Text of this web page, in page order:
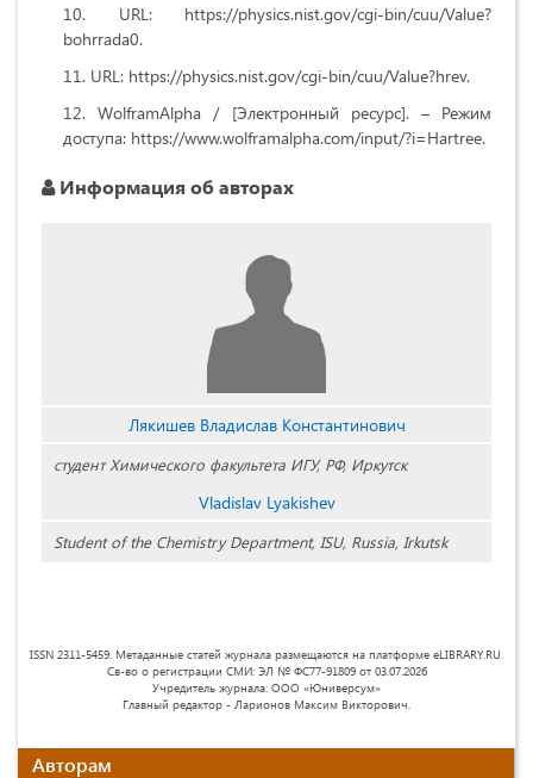
URL: https://physics.nist.gov/cgi-bin/cuu/Value?
bohrrada0.
URL: https://physics.nist.gov/cgi-bin/cuu/Value?hrev.
WolframAlpha / [Электронный ресурс]. – Режим
доступа: https://www.wolframalpha.com/input/?i=Hartree.
Информация об авторах
Лякишев Владислав Константинович
студент Химического факультета ИГУ, РФ, Иркутск
Vladislav Lyakishev
Student of the Chemistry Department, ISU, Russia, Irkutsk
ISSN 2311-5459. Метаданные статей журнала размещаются на платформе eLIBRARY.RU.
Св-во о регистрации СМИ: ЭЛ № ФС77-91809 от 03.07.2026
Учредитель журнала: ООО «Юниверсум»
Главный редактор - Ларионов Максим Викторович.
Авторам